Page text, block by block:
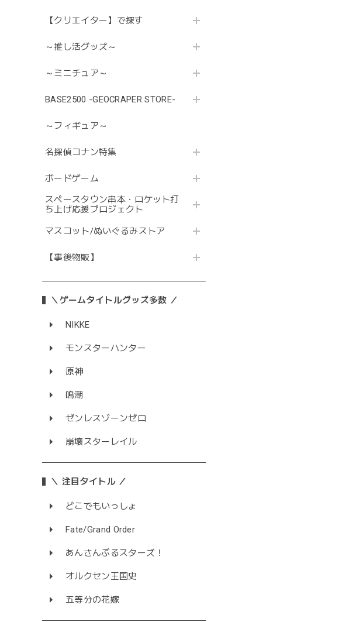
【クリエイター】で探す
～推し活グッズ～
～ミニチュア～
BASE2500 -GEOCRAPER STORE-
～フィギュア～
名探偵コナン特集
ボードゲーム
スペースタウン串本・ロケット打
ち上げ応援プロジェクト
マスコット/ぬいぐるみストア
【事後物販】
＼ゲームタイトルグッズ多数 ／
NIKKE
モンスターハンター
原神
鳴潮
ゼンレスゾーンゼロ
崩壊スターレイル
＼ 注目タイトル ／
どこでもいっしょ
Fate/Grand Order
あんさんぶるスターズ！
オルクセン王国史
五等分の花嫁